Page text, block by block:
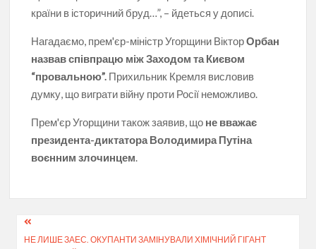
країни в історичний бруд…”, – йдеться у дописі.
Нагадаємо, прем'єр-міністр Угорщини ВікторОрбан
назвав співпрацю між Заходом та Києвом
“провальною”. Прихильник Кремля висловив
думку, що виграти війну проти Росії неможливо.
Прем'єр Угорщини також заявив, що не вважає
президента-диктатора Володимира Путіна
воєнним злочинцем.
Навігація
НЕ ЛИШЕ ЗАЕС. ОКУПАНТИ ЗАМІНУВАЛИ ХІМІЧНИЙ ГІГАНТ